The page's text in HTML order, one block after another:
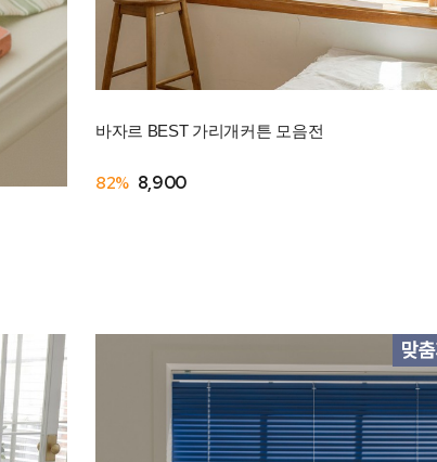
바자르 BEST 가리개커튼 모음전
82% 8,900